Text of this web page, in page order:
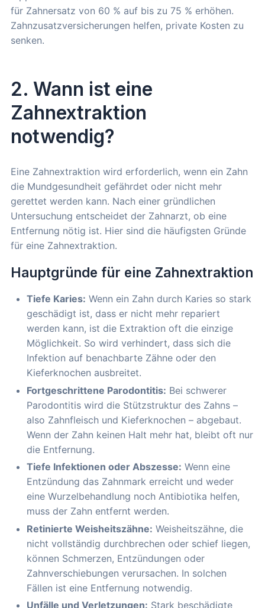
für Zahnersatz von 60 % auf bis zu 75 % erhöhen.
Zahnzusatzversicherungen helfen, private Kosten zu
senken.
2. Wann ist eine
Zahnextraktion
notwendig?
Eine Zahnextraktion wird erforderlich, wenn ein Zahn
die Mundgesundheit gefährdet oder nicht mehr
gerettet werden kann. Nach einer gründlichen
Untersuchung entscheidet der Zahnarzt, ob eine
Entfernung nötig ist. Hier sind die häufigsten Gründe
für eine Zahnextraktion.
Hauptgründe für eine Zahnextraktion
Tiefe Karies: Wenn ein Zahn durch Karies so stark
geschädigt ist, dass er nicht mehr repariert
werden kann, ist die Extraktion oft die einzige
Möglichkeit. So wird verhindert, dass sich die
Infektion auf benachbarte Zähne oder den
Kieferknochen ausbreitet.
Fortgeschrittene Parodontitis: Bei schwerer
Parodontitis wird die Stützstruktur des Zahns –
also Zahnfleisch und Kieferknochen – abgebaut.
Wenn der Zahn keinen Halt mehr hat, bleibt oft nur
die Entfernung.
Tiefe Infektionen oder Abszesse: Wenn eine
Entzündung das Zahnmark erreicht und weder
eine Wurzelbehandlung noch Antibiotika helfen,
muss der Zahn entfernt werden.
Retinierte Weisheitszähne: Weisheitszähne, die
nicht vollständig durchbrechen oder schief liegen,
können Schmerzen, Entzündungen oder
Zahnverschiebungen verursachen. In solchen
Fällen ist eine Entfernung notwendig.
Unfälle und Verletzungen: Stark beschädigte